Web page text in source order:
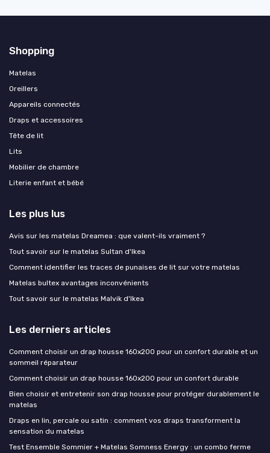
Shopping
Matelas
Oreillers
Appareils connectés
Draps et accessoires
Tête de lit
Lits
Mobilier de chambre
Literie enfant et bébé
Les plus lus
Avis sur les matelas Dreamea : que valent-ils vraiment ?
Tout savoir sur le matelas Sultan d'Ikea
Comment identifier les traces de punaises de lit sur votre matelas
Matelas bultex avantages inconvénients
Tout savoir sur le matelas Malvik d'Ikea
Les derniers articles
Comment choisir un drap housse 160x200 pour un confort durable et un
sommeil réparateur
Comment choisir un drap housse 160x200 pour un confort durable
Bien choisir et entretenir son drap housse pour protéger durablement le
matelas
Draps en lin, percale ou satin : comment vos draps transforment la
sensation du matelas
Test Ensemble Sommier + Matelas Somness Energy : un combo ferme